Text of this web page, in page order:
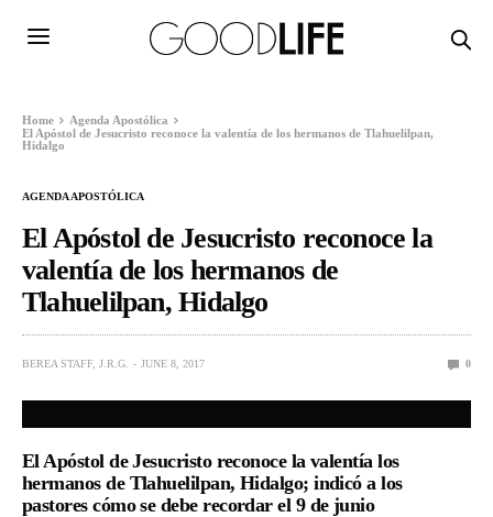
Home
Agenda Apostólica
El Apóstol de Jesucristo reconoce la valentía de los hermanos de Tlahuelilpan,
Hidalgo
AGENDA APOSTÓLICA
El Apóstol de Jesucristo reconoce la
valentía de los hermanos de
Tlahuelilpan, Hidalgo
BEREA STAFF, J.R.G. JUNE 8, 2017 0
El Apóstol de Jesucristo reconoce la valentía los
hermanos de Tlahuelilpan, Hidalgo; indicó a los
pastores cómo se debe recordar el 9 de junio